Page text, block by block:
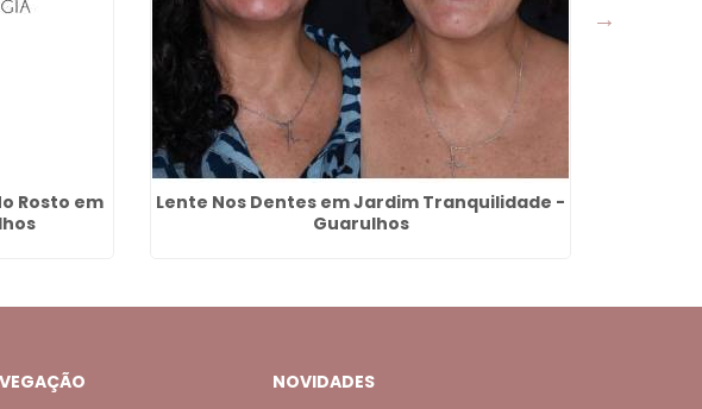
Rosto em
Lente Nos Dentes em Jardim Tranquilidade -
Guarulhos
NOVIDADES